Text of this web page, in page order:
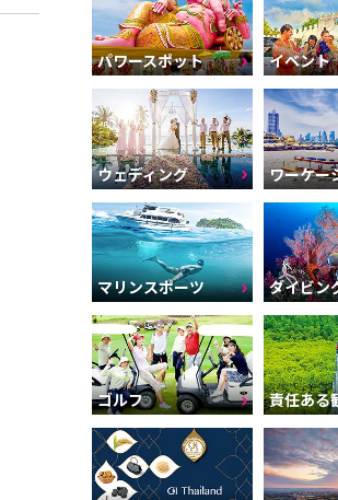
パワースポット イベント
ウェディング ワーケー
マリンスポーツ ダイビン
ゴルフ 責任ある